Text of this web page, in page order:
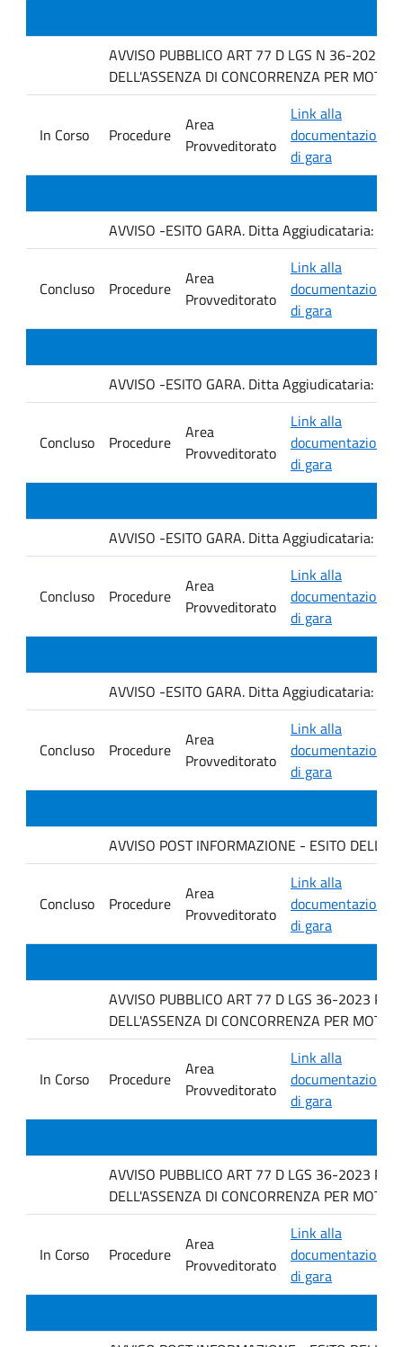
AVVISO PUBBLICO ART 77 D LGS N 36-2023
DELL'ASSENZA DI CONCORRENZA PER MOTIVI
In Corso Procedure
Area
Provveditorato
Link alla
documentazione
di gara
AVVISO -ESITO GARA. Ditta Aggiudicataria: M.
Concluso Procedure
Area
Provveditorato
Link alla
documentazione
di gara
AVVISO -ESITO GARA. Ditta Aggiudicataria:
Concluso Procedure
Area
Provveditorato
Link alla
documentazione
di gara
AVVISO -ESITO GARA. Ditta Aggiudicataria:
Concluso Procedure
Area
Provveditorato
Link alla
documentazione
di gara
AVVISO -ESITO GARA. Ditta Aggiudicataria:
Concluso Procedure
Area
Provveditorato
Link alla
documentazione
di gara
AVVISO POST INFORMAZIONE - ESITO
Concluso Procedure
Area
Provveditorato
Link alla
documentazione
di gara
AVVISO PUBBLICO ART 77 D LGS 36-2023 PER
DELL'ASSENZA DI CONCORRENZA PER MOTIVI
In Corso Procedure
Area
Provveditorato
Link alla
documentazione
di gara
AVVISO PUBBLICO ART 77 D LGS 36-2023 PER
DELL'ASSENZA DI CONCORRENZA PER MOTIVI
In Corso Procedure
Area
Provveditorato
Link alla
documentazione
di gara